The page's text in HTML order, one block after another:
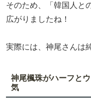
そのため、「韓国人と
広がりましたね！
実際には、神尾さんは
神尾楓珠がハーフと
気